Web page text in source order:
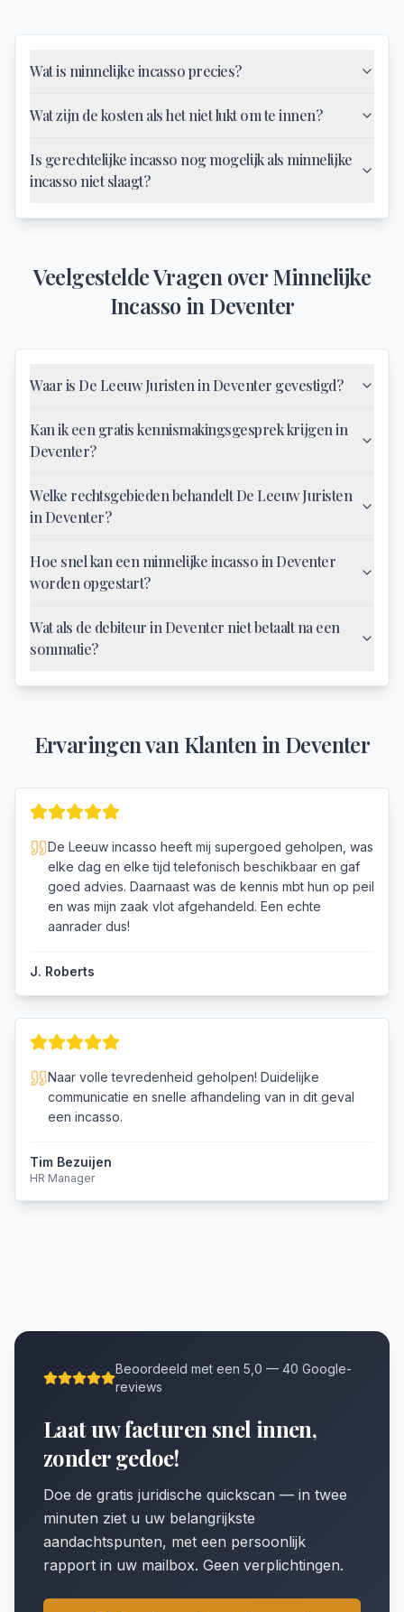
Wat is minnelijke incasso precies?
Wat zijn de kosten als het niet lukt om te innen?
Is gerechtelijke incasso nog mogelijk als minnelijke
incasso niet slaagt?
Veelgestelde Vragen overMinnelijke
Incassoin Deventer
Waar is De Leeuw Juristen in Deventer gevestigd?
Kan ik een gratis kennismakingsgesprek krijgen in
Deventer?
Welke rechtsgebieden behandelt De Leeuw Juristen
in Deventer?
Hoe snel kan een minnelijke incasso in Deventer
worden opgestart?
Wat als de debiteur in Deventer niet betaalt na een
sommatie?
Ervaringen van Klanten in Deventer
De Leeuw incasso heeft mij supergoed geholpen, was
elke dag en elke tijd telefonisch beschikbaar en gaf
goed advies. Daarnaast was de kennis mbt hun op peil
en was mijn zaak vlot afgehandeld. Een echte
aanrader dus!
J. Roberts
Naar volle tevredenheid geholpen! Duidelijke
communicatie en snelle afhandeling van in dit geval
een incasso.
Tim Bezuijen
HR Manager
Beoordeeld met een 5,0 — 40 Google-
reviews
Laat uw facturen snel innen,
zonder gedoe!
Doe de gratis juridische quickscan — in twee
minuten ziet u uw belangrijkste
aandachtspunten, met een persoonlijk
rapport in uw mailbox. Geen verplichtingen.